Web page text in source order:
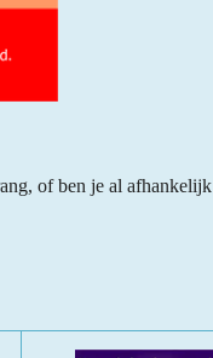
of ben je al afhankelijk